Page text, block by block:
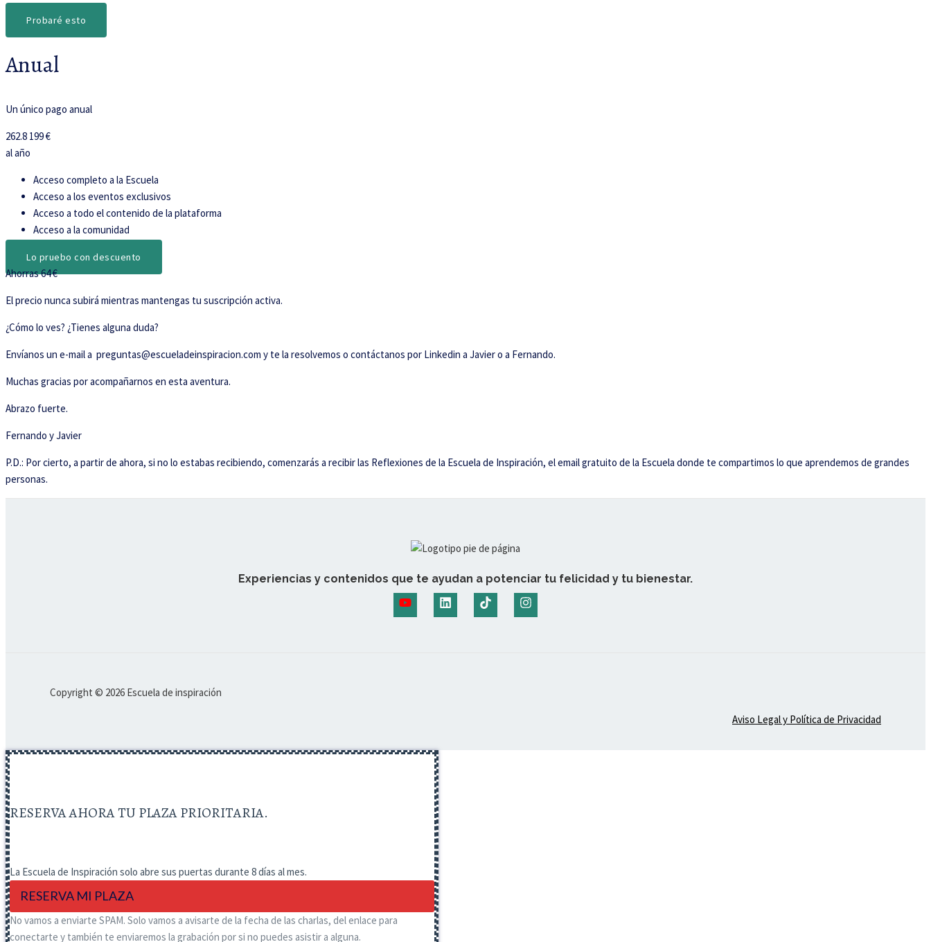
Probaré esto
Anual
Un único pago anual
262.8 199 €
al año
Acceso completo a la Escuela
Acceso a los eventos exclusivos
Acceso a todo el contenido de la plataforma
Acceso a la comunidad
Lo pruebo con descuento
Ahorras 64 €
El precio nunca subirá mientras mantengas tu suscripción activa.
¿Cómo lo ves? ¿Tienes alguna duda?
Envíanos un e-mail a preguntas@escueladeinspiracion.com y te la resolvemos o contáctanos por Linkedin a Javier o a Fernando.
Muchas gracias por acompañarnos en esta aventura.
Abrazo fuerte.
Fernando y Javier
P.D.: Por cierto, a partir de ahora, si no lo estabas recibiendo, comenzarás a recibir las Reflexiones de la Escuela de Inspiración, el email gratuito de la Escuela donde te compartimos lo que aprendemos de grandes
personas.
Experiencias y contenidos que te ayudan a potenciar tu felicidad y tu bienestar.
Copyright © 2026 Escuela de inspiración
Aviso Legal y Política de Privacidad
RESERVA AHORA TU PLAZA PRIORITARIA.
La Escuela de Inspiración solo abre sus puertas durante 8 días al mes.
RESERVA MI PLAZA
No vamos a enviarte SPAM. Solo vamos a avisarte de la fecha de las charlas, del enlace para
conectarte y también te enviaremos la grabación por si no puedes asistir a alguna.